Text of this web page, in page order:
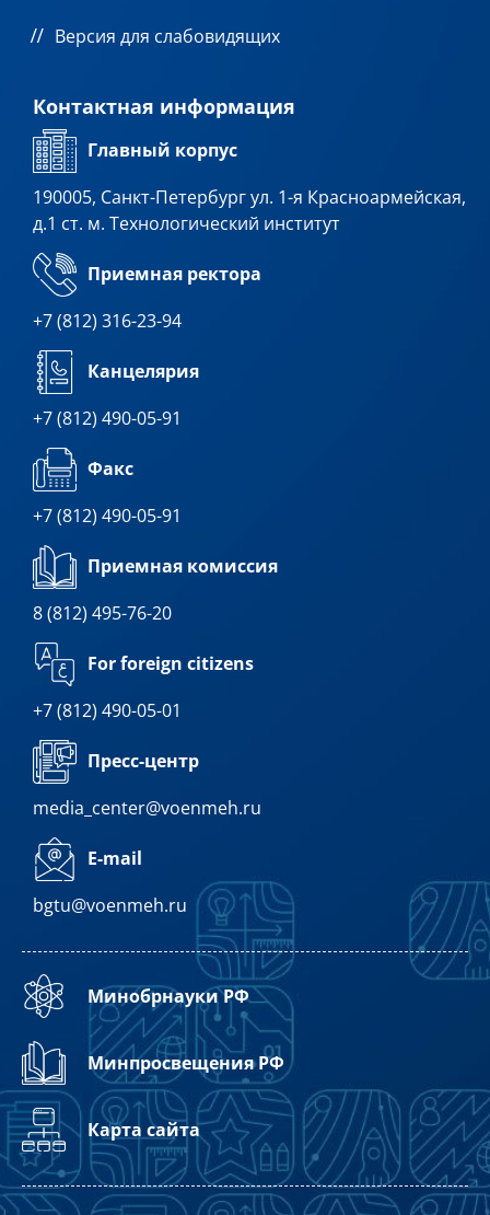
Версия для слабовидящих
Контактная информация
Главный корпус
190005, Санкт-Петербург ул. 1-я Красноармейская,
д.1 ст. м. Технологический институт
Приемная ректора
+7 (812) 316-23-94
Канцелярия
+7 (812) 490-05-91
Факс
+7 (812) 490-05-91
Приемная комиссия
8 (812) 495-76-20
For foreign citizens
+7 (812) 490-05-01
Пресс-центр
media_center@voenmeh.ru
E-mail
bgtu@voenmeh.ru
Минобрнауки РФ
Минпросвещения РФ
Карта сайта